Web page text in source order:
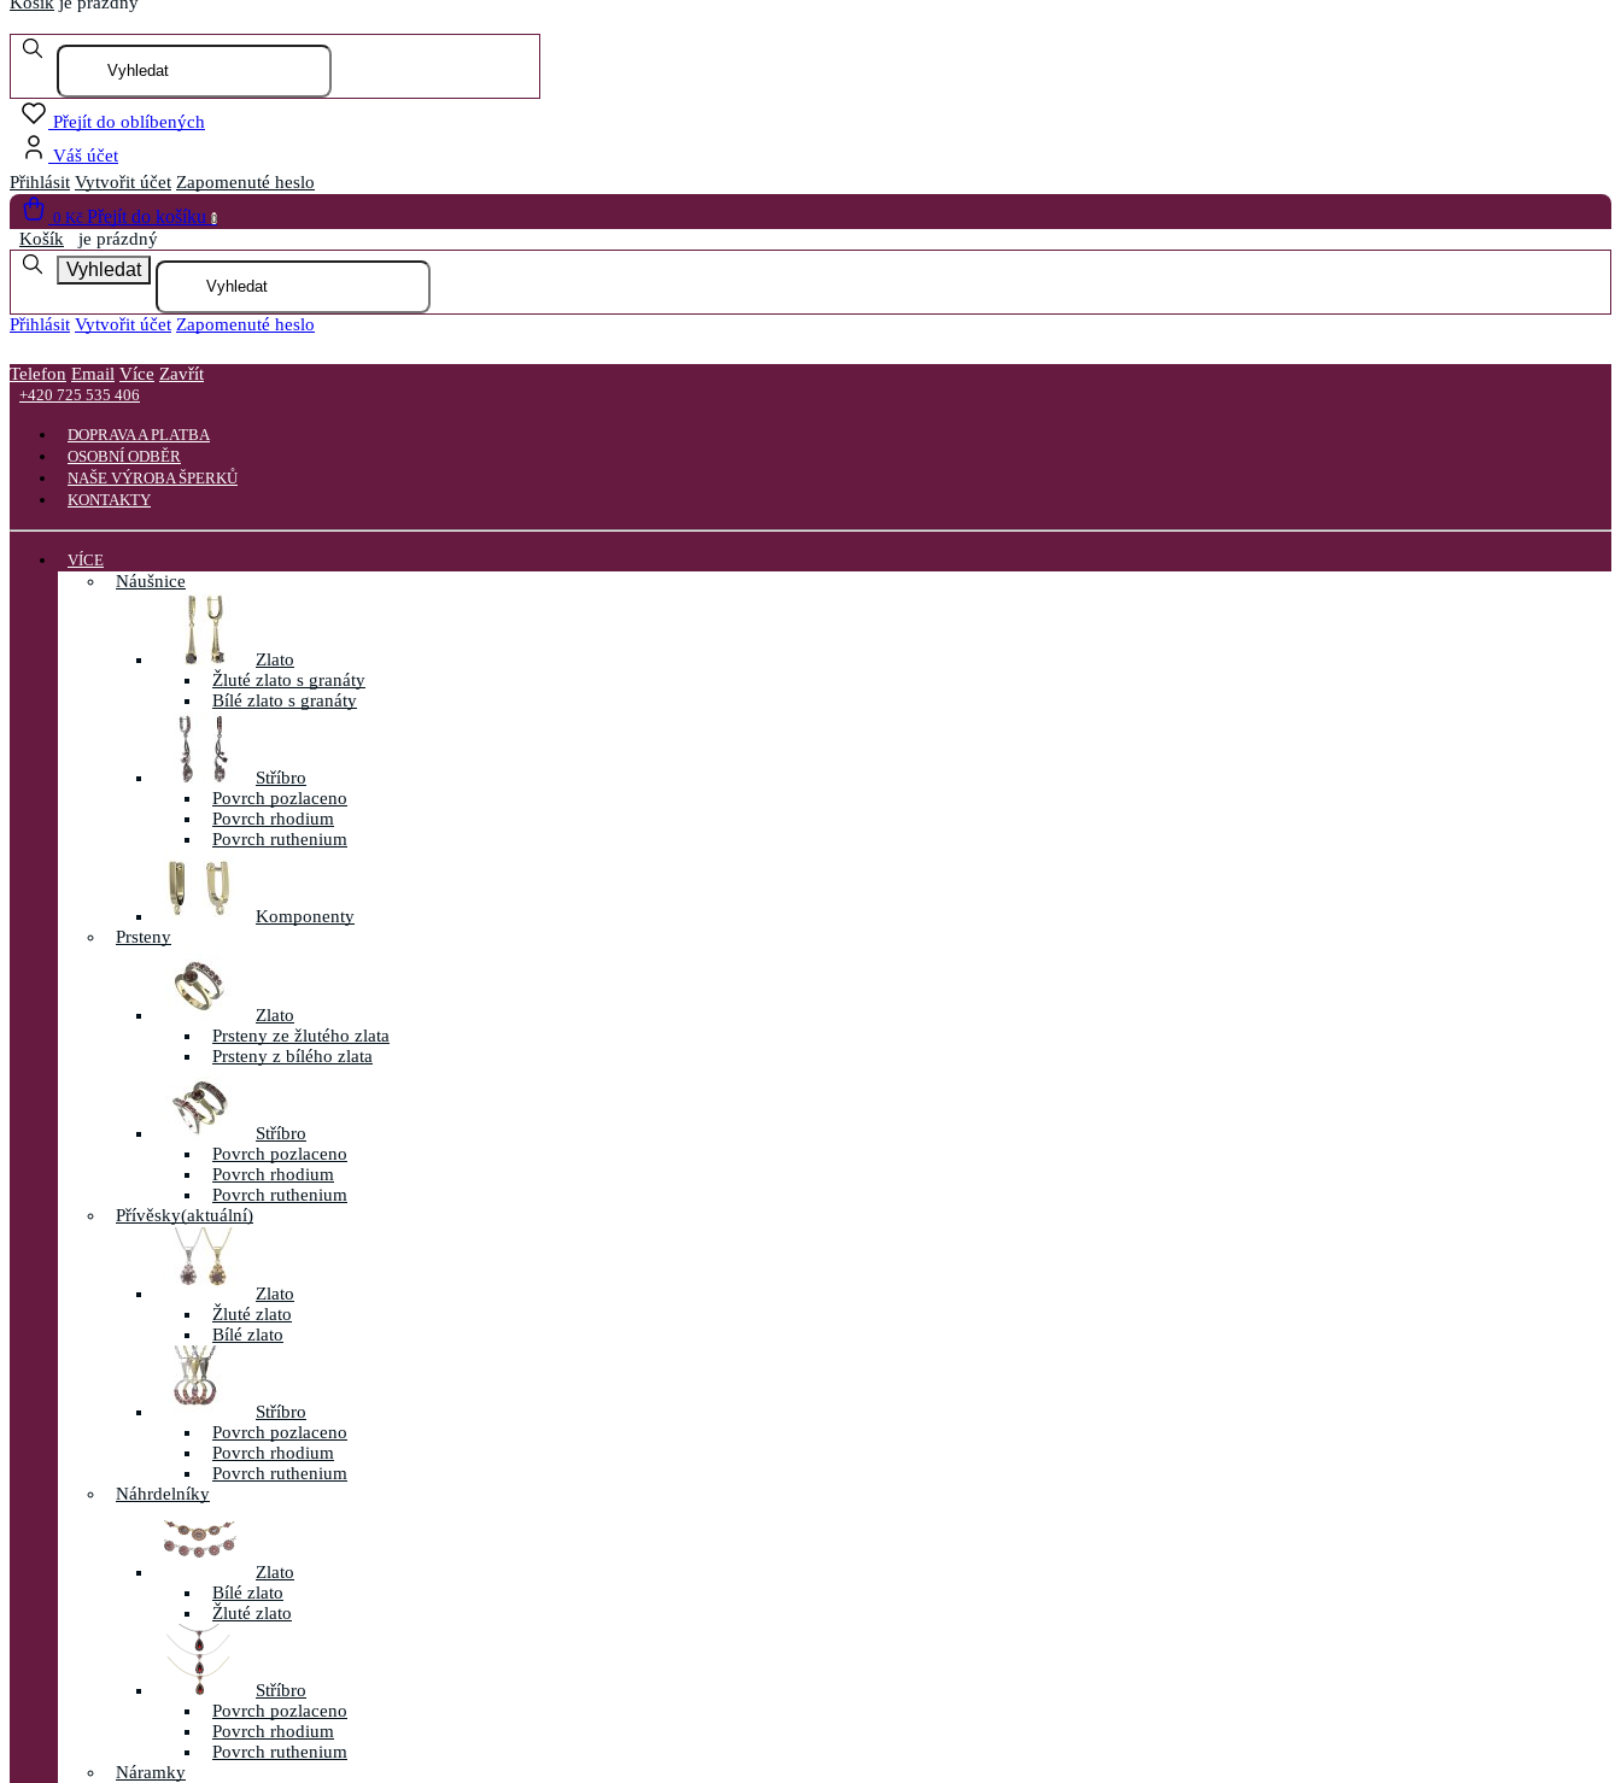
Přejít do oblíbených
Váš účet
Přihlásit Vytvořit účet Zapomenuté heslo
0 Kč Přejít do košíku 0
Košík je prázdný
Vyhledat
Přihlásit Vytvořit účet Zapomenuté heslo
Telefon Email Více Zavřít
+420 725 535 406
DOPRAVA A PLATBA
OSOBNÍ ODBĚR
NAŠE VÝROBA ŠPERKŮ
KONTAKTY
VÍCE
Náušnice
Zlato
Žluté zlato s granáty
Bílé zlato s granáty
Stříbro
Povrch pozlaceno
Povrch rhodium
Povrch ruthenium
Komponenty
Prsteny
Zlato
Prsteny ze žlutého zlata
Prsteny z bílého zlata
Stříbro
Povrch pozlaceno
Povrch rhodium
Povrch ruthenium
Přívěsky(aktuální)
Zlato
Žluté zlato
Bílé zlato
Stříbro
Povrch pozlaceno
Povrch rhodium
Povrch ruthenium
Náhrdelníky
Zlato
Bílé zlato
Žluté zlato
Stříbro
Povrch pozlaceno
Povrch rhodium
Povrch ruthenium
Náramky